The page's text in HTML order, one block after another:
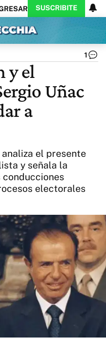
SUSCRIBITE
Opinión
Deportes
Turismo
1
y el
Uñac
a
el presente
y señala la
electorales